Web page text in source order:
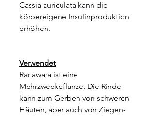
Cassia auriculata kann die
körpereigene Insulinproduktion
erhöhen.
Verwendet
Ranawara ist eine
Mehrzweckpflanze. Die Rinde
kann zum Gerben von schweren
Häuten, aber auch von Ziegen-